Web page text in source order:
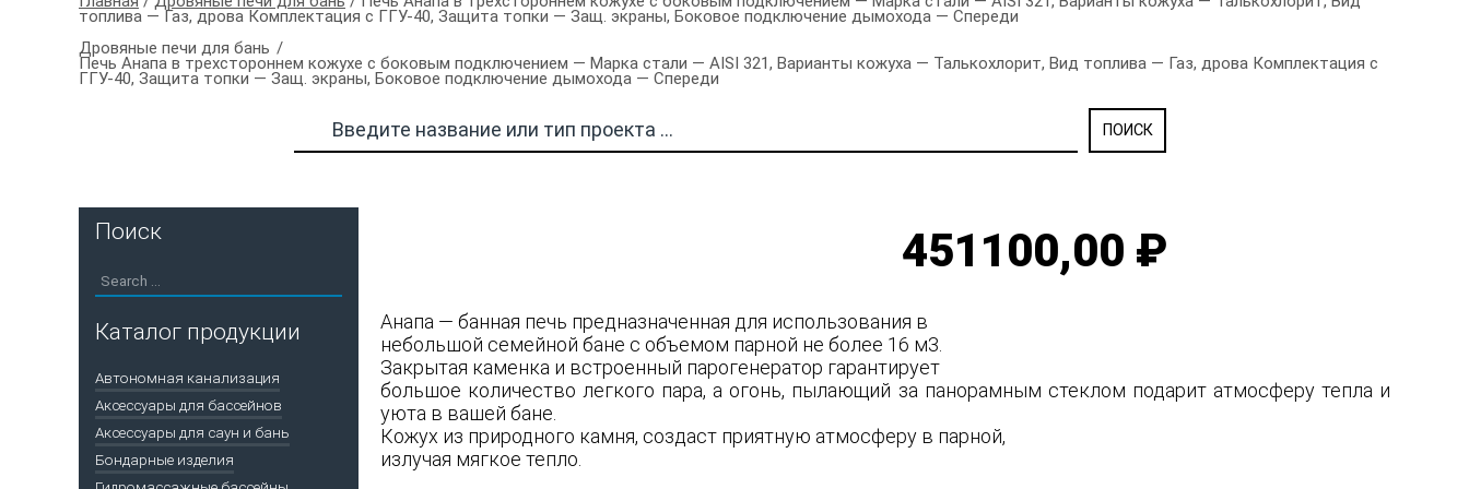
топлива — Газ, дрова Комплектация с ГГУ-40, Защита топки — Защ. экраны, Боковое подключение дымохода — Спереди
Дровяные печи для бань
Печь Анапа в трехстороннем кожухе с боковым подключением — Марка стали — AISI 321, Варианты кожуха — Талькохлорит, Вид топлива — Газ, дрова Комплектация с
ГГУ-40, Защита топки — Защ. экраны, Боковое подключение дымохода — Спереди
451100,00 ₽
Анапа — банная печь предназначенная для использования в
небольшой семейной бане с объемом парной не более 16 м3.
Закрытая каменка и встроенный парогенератор гарантирует
большое количество легкого пара, а огонь, пылающий за панорамным стеклом подарит атмосферу тепла и
уюта в вашей бане.
Кожух из природного камня, создаст приятную атмосферу в парной,
излучая мягкое тепло.
Поиск
Каталог продукции
Автономная канализация
Аксессуары для бассейнов
Аксессуары для саун и бань
Бондарные изделия